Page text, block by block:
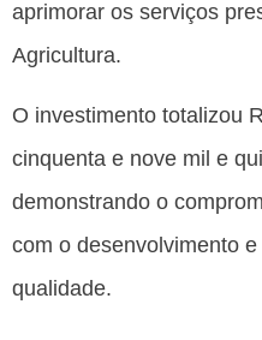
aprimorar os serviços
Agricultura.
O investimento totalizou
cinquenta e nove mil e
demonstrando o
com o desenvolvimento
qualidade.